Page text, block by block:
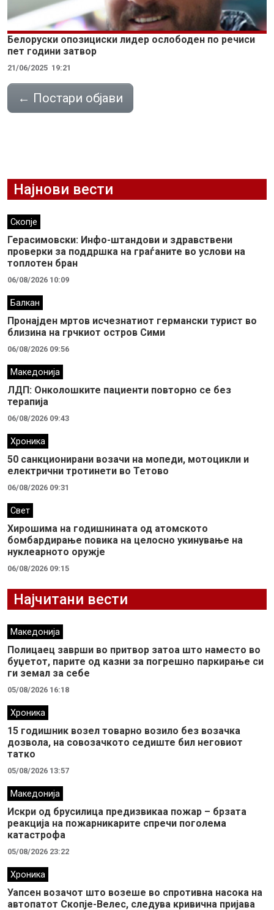
Белоруски опозициски лидер ослободен по речиси
пет години затвор
21/06/2025 19:21
← Постари објави
Најнови вести
Скопје
Герасимовски: Инфо-штандови и здравствени
проверки за поддршка на граѓаните во услови на
топлотен бран
06/08/2026 10:09
Балкан
Пронајден мртов исчезнатиот германски турист во
близина на грчкиот остров Сими
06/08/2026 09:56
Македонија
ЛДП: Oнколошките пациенти повторно се без
терапија
06/08/2026 09:43
Хроника
50 санкционирани возачи на мопеди, мотоцикли и
електрични тротинети во Тетово
06/08/2026 09:31
Свет
Хирошима на годишнината од атомското
бомбардирање повика на целосно укинување на
нуклеарното оружје
06/08/2026 09:15
Најчитани вести
Македонија
Полицаец заврши во притвор затоа што наместо во
буџетот, парите од казни за погрешно паркирање си
ги земал за себе
05/08/2026 16:18
Хроника
15 годишник возел товарно возило без возачка
дозвола, на совозачкото седиште бил неговиот
татко
05/08/2026 13:57
Македонија
Искри од брусилица предизвикаа пожар – брзата
реакција на пожарникарите спречи поголема
катастрофа
05/08/2026 23:22
Хроника
Уапсен возачот што возеше во спротивна насока на
автопатот Скопје-Велес, следува кривична пријава